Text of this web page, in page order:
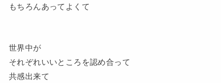
もちろんあってよくて
世界中が
それぞれいいところを認め合って
共感出来て